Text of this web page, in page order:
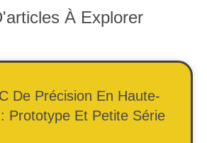
À Explorer
De Précision En Haute-
Prototype Et Petite Série